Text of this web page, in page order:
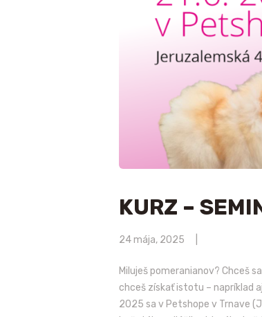
KURZ –
24 mája, 2025
Miluješ pomeranianov? Chceš
chceš získať istotu – napríklad
2025 sa v Petshope v Trnave